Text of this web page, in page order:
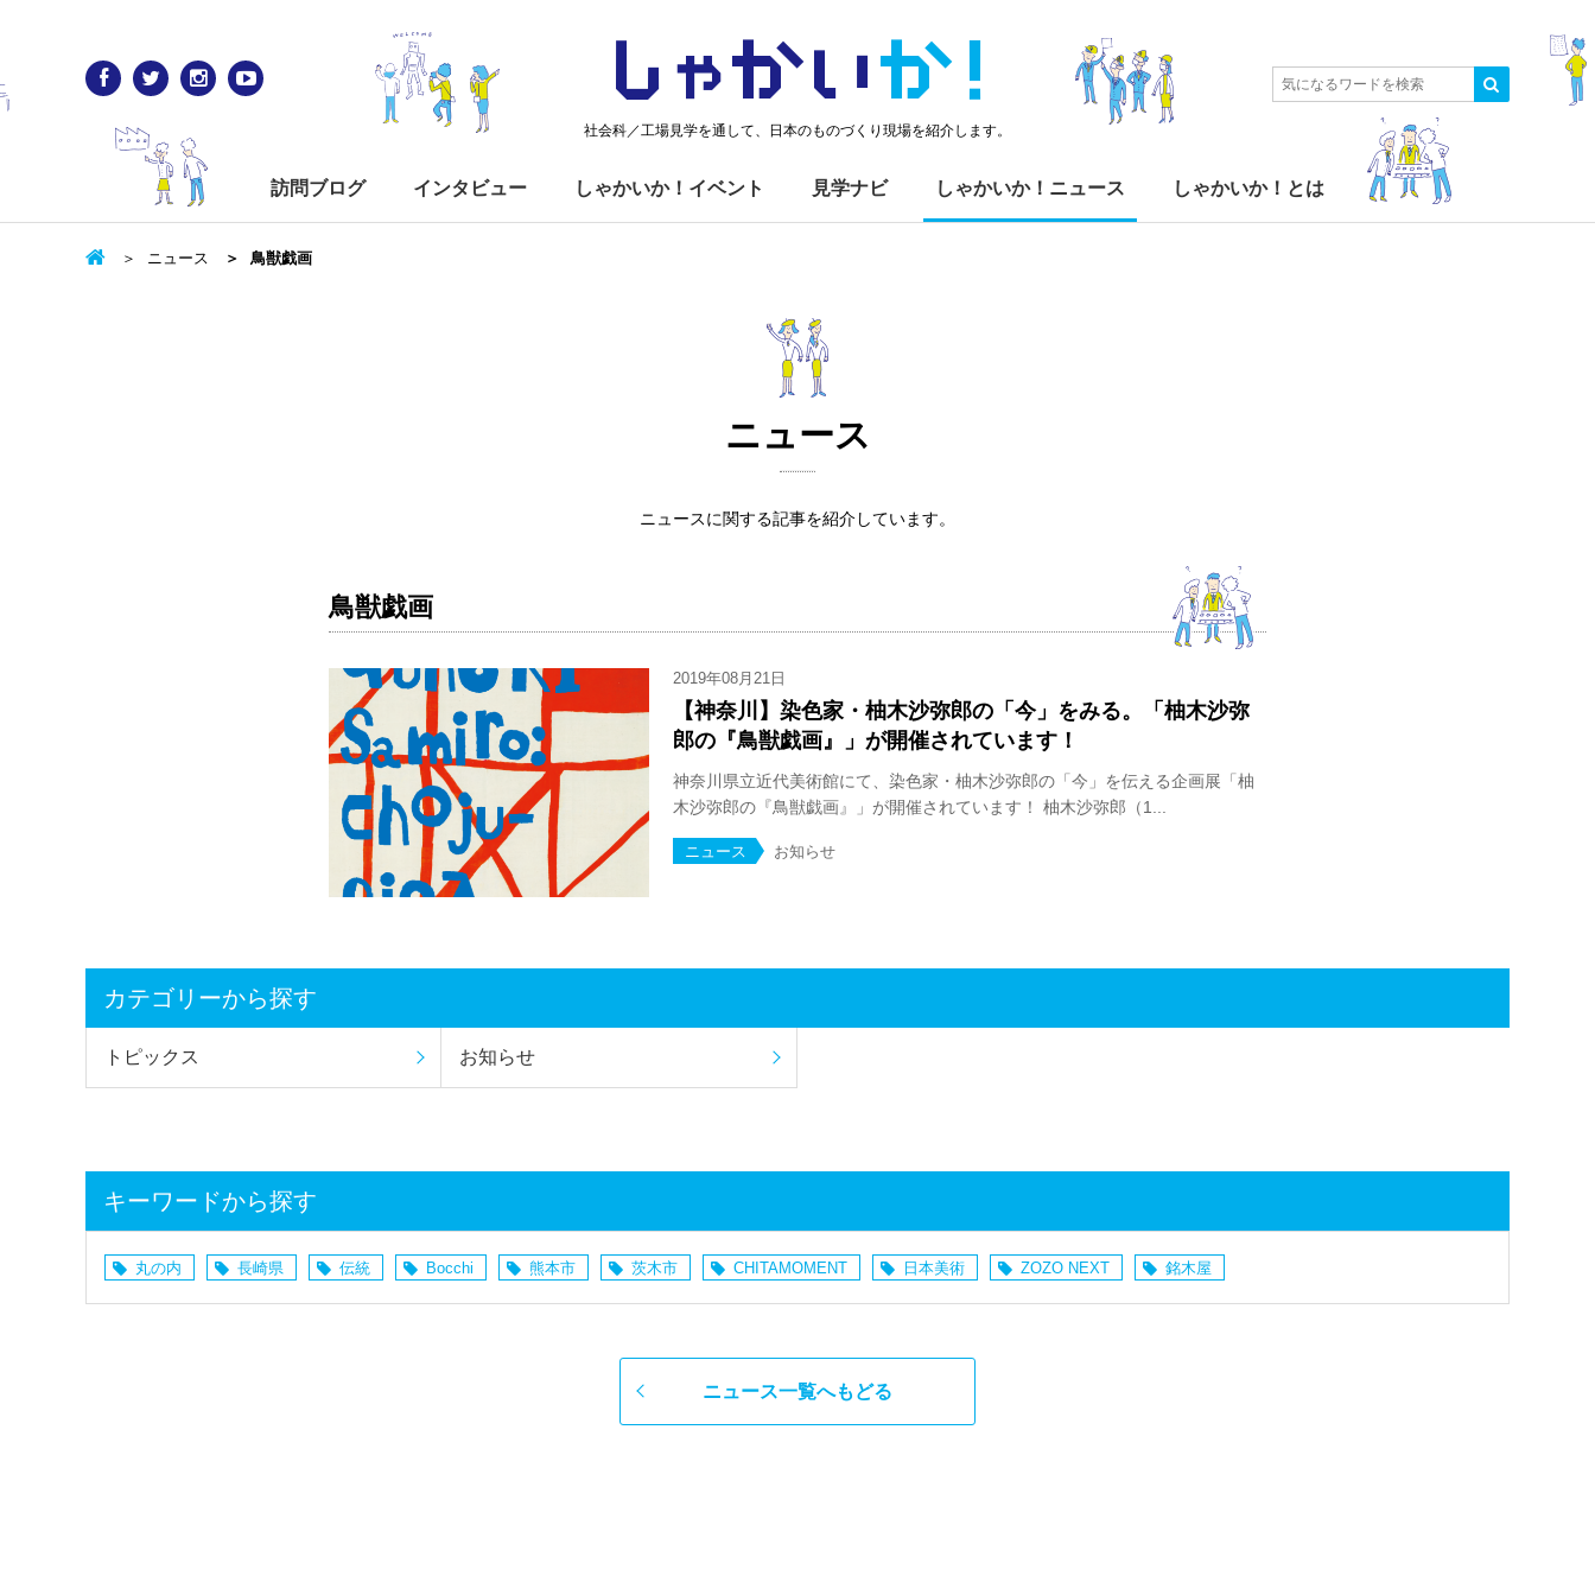
しゃかいか！
社会科／工場見学を通して、日本のものづくり現場を紹介します。
訪問ブログ インタビュー しゃかいか！イベント 見学ナビ しゃかいか！ニュース しゃかいか！とは
ニュース 鳥獣戯画
ニュース
ニュースに関する記事を紹介しています。
鳥獣戯画
2019年08月21日
【神奈川】染色家・柚木沙弥郎の「今」をみる。「柚木沙弥
郎の『鳥獣戯画』」が開催されています！
神奈川県立近代美術館にて、染色家・柚木沙弥郎の「今」を伝える企画展「柚
木沙弥郎の『鳥獣戯画』」が開催されています！ 柚木沙弥郎（1...
ニュース お知らせ
カテゴリーから探す
トピックス お知らせ
キーワードから探す
丸の内 長崎県 伝統 Bocchi 熊本市 茨木市 CHITAMOMENT 日本美術 ZOZO NEXT 銘木屋
ニュース一覧へもどる